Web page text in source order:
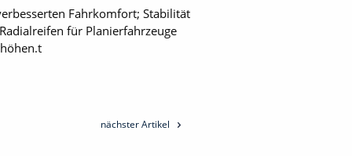
Fahrkomfort; Stabilität
für Planierfahrzeuge
nächster Artikel